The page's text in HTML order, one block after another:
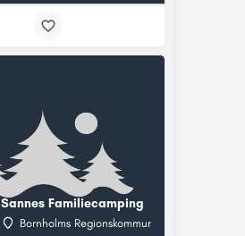
Sannes Familiecamping
Bornholms Regionskommune